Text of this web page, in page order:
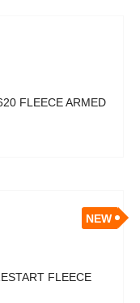
FLEECE ARMED
NEW
FLEECE